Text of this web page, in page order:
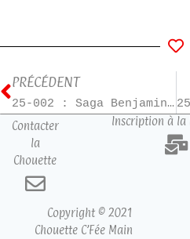
PRÉCÉDENT
25-002 : Saga Benjamin Varenne – T2
Contacter
la
Chouette
Inscription à la
Copyright © 2021
Chouette C’Fée Main